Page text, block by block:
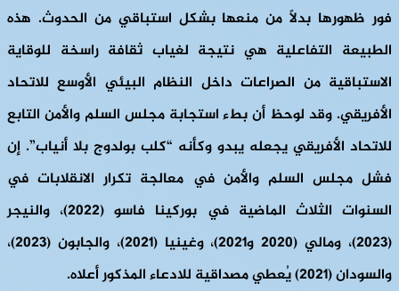
فور ظهورها بدلاً من منعها بشكل استباقي من الحدوث. هذه
الطبيعة التفاعلية هي نتيجة لغياب ثقافة راسخة للوقاية
الاستباقية من الصراعات داخل النظام البيئي الأوسع للاتحاد
الأفريقي. وقد لوحظ أن بطء استجابة مجلس السلم والأمن التابع
للاتحاد الأفريقي يجعله يبدو وكأنه “كلب بولدوج بلا أنياب”. إن
فشل مجلس السلم والأمن في معالجة تكرار الانقلابات في
السنوات الثلاث الماضية في بوركينا فاسو (2022)، والنيجر
(2023)، ومالي (2020 و2021)، وغينيا (2021)، والجابون (2023)،
والسودان (2021) يُعطي مصداقية للادعاء المذكور أعلاه.